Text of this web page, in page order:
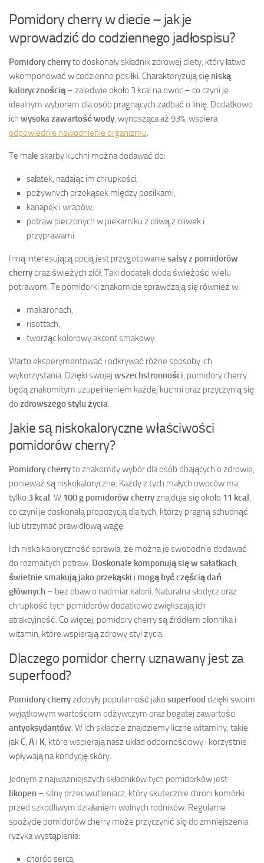
Pomidory cherry w diecie – jak je
wprowadzić do codziennego jadłospisu?
Pomidory cherryto doskonały składnik zdrowej diety, który łatwo
wkomponować w codzienne posiłki. Charakteryzują się niską
kalorycznością– zaledwie około 3 kcal na owoc – co czyni je
idealnym wyborem dla osób pragnących zadbać o linię. Dodatkowo
ich wysoka zawartość wody, wynosząca aż 93%, wspiera
odpowiednie nawodnienie organizmu.
Te małe skarby kuchni można dodawać do:
sałatek, nadając im chrupkości,
pożywnych przekąsek między posiłkami,
kanapek i wrapów,
potraw pieczonych w piekarniku z oliwą z oliwek i
przyprawami.
Inną interesującą opcją jest przygotowanie salsy z pomidorów
cherryoraz świeżych ziół. Taki dodatek doda świeżości wielu
potrawom. Te pomidorki znakomicie sprawdzają się również w:
makaronach,
risottach,
tworząc kolorowy akcent smakowy.
Warto eksperymentować i odkrywać różne sposoby ich
wykorzystania. Dzięki swojej wszechstronności, pomidory cherry
będą znakomitym uzupełnieniem każdej kuchni oraz przyczynią się
do zdrowszego stylu życia.
Jakie są niskokaloryczne właściwości
pomidorów cherry?
Pomidory cherryto znakomity wybór dla osób dbających o zdrowie,
ponieważ są niskokaloryczne. Każdy z tych małych owoców ma
tylko 3 kcal. W 100 g pomidorów cherryznajduje się około 11 kcal,
co czyni je doskonałą propozycją dla tych, którzy pragną schudnąć
lub utrzymać prawidłową wagę.
Ich niska kaloryczność sprawia, że można je swobodnie dodawać
do rozmaitych potraw. Doskonale komponują się w sałatkach,
świetnie smakują jako przekąski i mogą być częścią dań
głównych – bez obaw o nadmiar kalorii. Naturalna słodycz oraz
chrupkość tych pomidorów dodatkowo zwiększają ich
atrakcyjność. Co więcej, pomidory cherry są źródłem błonnika i
witamin, które wspierają zdrowy styl życia.
Dlaczego pomidor cherry uznawany jest za
superfood?
Pomidory cherryzdobyły popularność jako superfood dzięki swoim
wyjątkowym wartościom odżywczym oraz bogatej zawartości
antyoksydantów. W ich składzie znajdziemy liczne witaminy, takie
jakC, A i K, które wspierają nasz układ odpornościowy i korzystnie
wpływają na kondycję skóry.
Jednym z najważniejszych składników tych pomidorków jest
likopen – silny przeciwutleniacz, który skutecznie chroni komórki
przed szkodliwym działaniem wolnych rodników. Regularne
spożycie pomidorów cherry może przyczynić się do zmniejszenia
ryzyka wystąpienia:
chorób serca,